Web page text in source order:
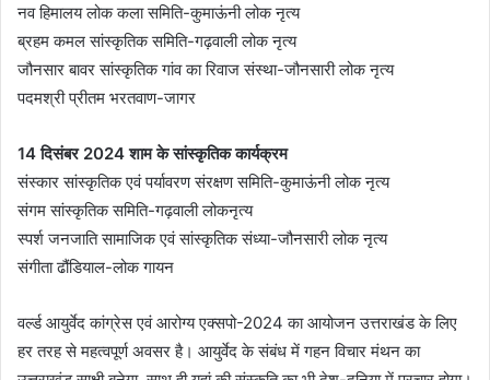
नव हिमालय लोक कला समिति-कुमाऊंनी लोक नृत्य
ब्रहम कमल सांस्कृतिक समिति-गढ़वाली लोक नृत्य
जौनसार बावर सांस्कृतिक गांव का रिवाज संस्था-जौनसारी लोक नृत्य
पदमश्री प्रीतम भरतवाण-जागर
14दिसंबर 2024शाम के सांस्कृतिक कार्यक्रम
संस्कार सांस्कृतिक एवं पर्यावरण संरक्षण समिति-कुमाऊंनी लोक नृत्य
संगम सांस्कृतिक समिति-गढ़वाली लोकनृत्य
स्पर्श जनजाति सामाजिक एवं सांस्कृतिक संध्या-जौनसारी लोक नृत्य
संगीता ढौंडियाल-लोक गायन
वर्ल्ड आयुर्वेद कांग्रेस एवं आरोग्य एक्सपो-2024 का आयोजन उत्तराखंड के लिए
हर तरह से महत्वपूर्ण अवसर है। आयुर्वेद के संबंध में गहन विचार मंथन का